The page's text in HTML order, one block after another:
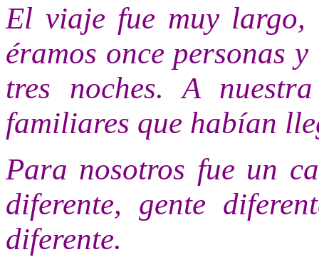
El viaje fue muy largo,
éramos once personas
tres noches. A
familiares que habían
Para nosotros fue un
diferente, gente
diferente.